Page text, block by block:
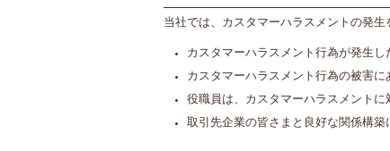
当社では、カスタマーハラスメントの発
カスタマーハラスメント行為が発生
カスタマーハラスメント行為の被害
役職員は、カスタマーハラスメント
取引先企業の皆さまと良好な関係構築